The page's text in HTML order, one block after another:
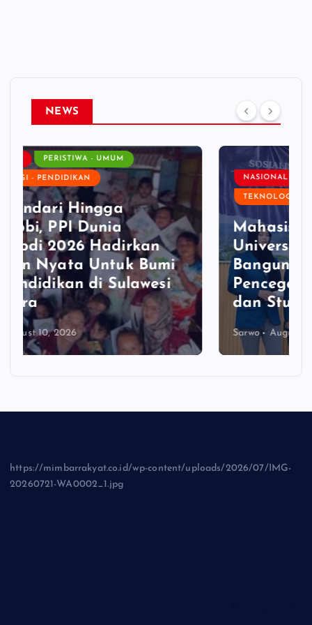
NEWS
NASIONAL PERISTIWA - UMUM
TEKNOLOGI - PENDIDIKAN
Mahasiswa KKN-R
Universitas Diponegoro
Bangun Gerakan
Pencegahan Pernikahan Dini
dan Stunting di Desa Mojo
Sarwo August 10, 2026
https://mimbarrakyat.co.id/wp-content/uploads/2026/07/IMG-
20260721-WA0002_1.jpg